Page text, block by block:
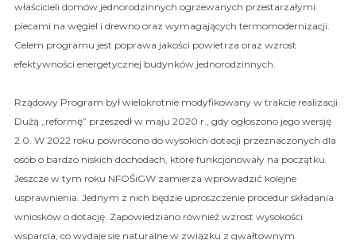
właścicieli domów jednorodzinnych ogrzewanych przestarzałymi
piecami na węgiel i drewno oraz wymagających termomodernizacji.
Celem programu jest poprawa jakości powietrza oraz wzrost
efektywności energetycznej budynków jednorodzinnych.
Rządowy Program był wielokrotnie modyfikowany w trakcie realizacji.
Dużą „reformę” przeszedł w maju 2020 r., gdy ogłoszono jego wersję
2.0. W 2022 roku powrócono do wysokich dotacji przeznaczonych dla
osób o bardzo niskich dochodach, które funkcjonowały na początku.
Jeszcze w tym roku NFOŚiGW zamierza wprowadzić kolejne
usprawnienia. Jednym z nich będzie uproszczenie procedur składania
wniosków o dotację. Zapowiedziano również wzrost wysokości
wsparcia, co wydaje się naturalne w związku z gwałtownym